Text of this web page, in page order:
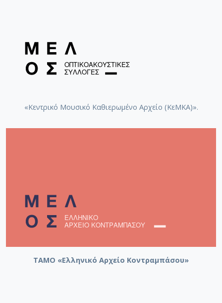
«Κεντρικό Μουσικό Καθιερωμένο Αρχείο (ΚεΜΚΑ)».
ΤΑΜΟ «Ελληνικό Αρχείο Κοντραμπάσου»